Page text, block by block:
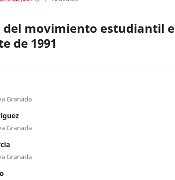
del movimiento estudiantil
de 1991
Granada
Granada
Granada